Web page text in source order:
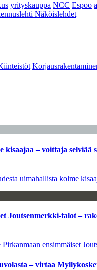
yrityskauppa NCC Espoo
Näköislehdet
kisaajaa – voittaja selviää
uimahallista kolme
Joutsenmerkki-talot –
ensimmäiset
– virtaa